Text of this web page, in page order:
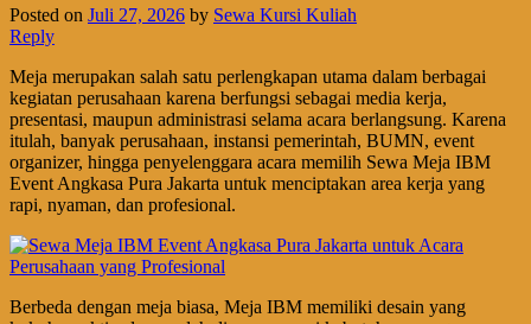
Posted on Juli 27, 2026 by Sewa Kursi Kuliah
Reply
Meja merupakan salah satu perlengkapan utama dalam berbagai
kegiatan perusahaan karena berfungsi sebagai media kerja,
presentasi, maupun administrasi selama acara berlangsung. Karena
itulah, banyak perusahaan, instansi pemerintah, BUMN, event
organizer, hingga penyelenggara acara memilih Sewa Meja IBM
Event Angkasa Pura Jakarta untuk menciptakan area kerja yang
rapi, nyaman, dan profesional.
Berbeda dengan meja biasa, Meja IBM memiliki desain yang